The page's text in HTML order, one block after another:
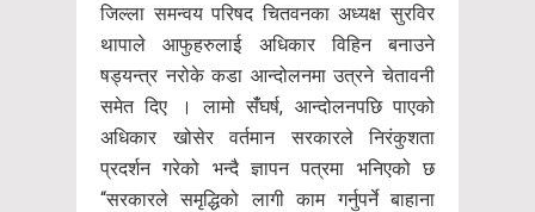
जिल्ला समन्वय परिषद चितवनका अध्यक्ष सुरविर
थापाले आफुहरुलाई अधिकार विहिन बनाउने
षड्यन्त्र नरोके कडा आन्दोलनमा उत्रने चेतावनी
समेत दिए । लामो संँघर्ष, आन्दोलनपछि पाएको
अधिकार खोसेर वर्तमान सरकारले निरंकुशता
प्रदर्शन गरेको भन्दै ज्ञापन पत्रमा भनिएको छ
“सरकारले समृद्धिको लागी काम गर्नुपर्ने बाहाना